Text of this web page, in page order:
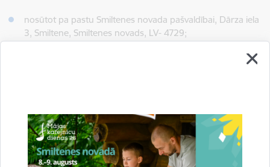
nosūtot pa pastu Smiltenes novada pašvaldībai, Dārza iela
3, Smiltene, Smiltenes novads, LV- 4729;
Ezera iela 2A, Launkalne, Launkalnes pagastā;
Palsas iela 20, Drusti, Drustu pagastā;